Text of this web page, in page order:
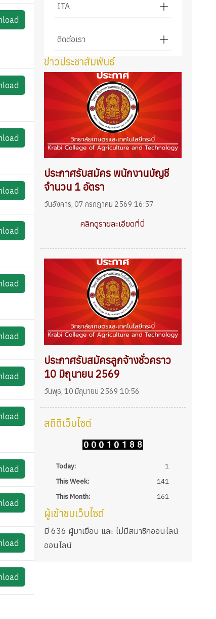
ITA
ติดต่อเรา
ข่าวประชาสัมพันธ์
ประกาศรับสมัคร พนักงานบัญชี
จำนวน 1 อัตรา
วันอังคาร, 07 กรกฎาคม 2569 16:57
คลิกดูรายละเอียดที่นี่
ประกาศรับสมัครลูกจ้างชั่วคราว
10 มิถุนายน 2569
วันพุธ, 10 มิถุนายน 2569 10:56
สถิติเว็บไซต์
Today:
1
This Week:
141
This Month:
161
ผู้เข้าชมเว็บไซต์
มี 636 ผู้มาเยือน และ ไม่มีสมาชิกออนไลน์
ออนไลน์